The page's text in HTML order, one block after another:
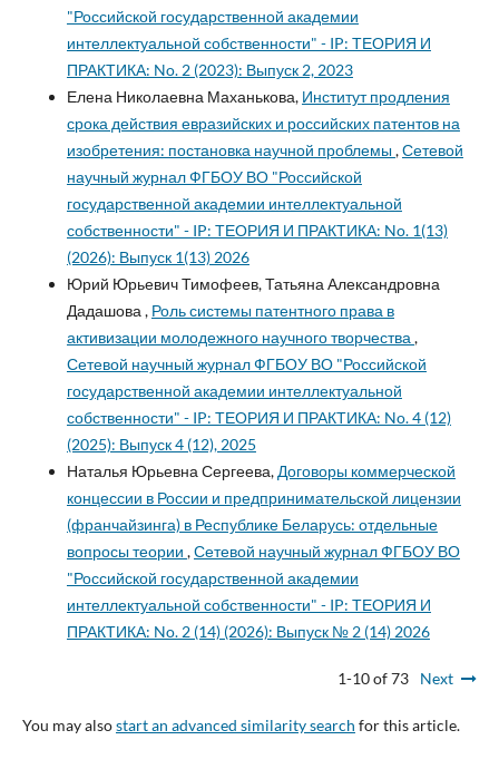
"Российской государственной академии
интеллектуальной собственности" - IP: ТЕОРИЯ И
ПРАКТИКА: No. 2 (2023): Выпуск 2, 2023
Елена Николаевна Маханькова, Институт продления
срока действия евразийских и российских патентов на
изобретения: постановка научной проблемы,Сетевой
научный журнал ФГБОУ ВО "Российской
государственной академии интеллектуальной
собственности" - IP: ТЕОРИЯ И ПРАКТИКА: No. 1(13)
(2026): Выпуск 1(13) 2026
Юрий Юрьевич Тимофеев, Татьяна Александровна
Дадашова , Роль системы патентного права в
активизации молодежного научного творчества ,
Сетевой научный журнал ФГБОУ ВО "Российской
государственной академии интеллектуальной
собственности" - IP: ТЕОРИЯ И ПРАКТИКА: No. 4 (12)
(2025): Выпуск 4 (12), 2025
Наталья Юрьевна Сергеева, Договоры коммерческой
концессии в России и предпринимательской лицензии
(франчайзинга) в Республике Беларусь: отдельные
вопросы теории ,Сетевой научный журнал ФГБОУ ВО
"Российской государственной академии
интеллектуальной собственности" - IP: ТЕОРИЯ И
ПРАКТИКА: No. 2 (14) (2026): Выпуск № 2 (14) 2026
1-10 of 73 Next
You may alsostart an advanced similarity search for this article.